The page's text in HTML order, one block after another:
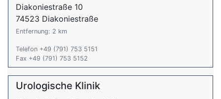
Diakoniestraße 10
74523 Diakoniestraße
Entfernung: 2 km
Telefon +49 (791) 753 5151
Fax +49 (791) 753 5152
Urologische Klinik